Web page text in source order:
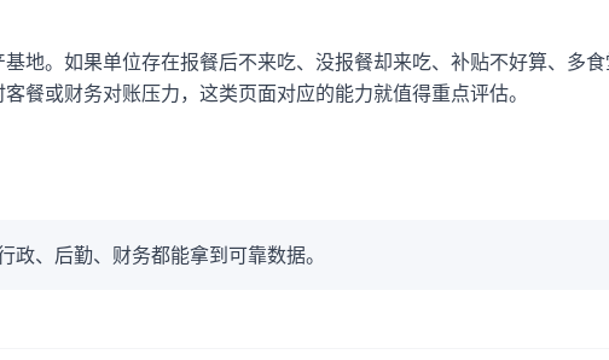
地。如果单位存在报餐后不来吃、没报餐却来吃、补贴不好算、多
餐或财务对账压力，这类页面对应的能力就值得重点评估。
、后勤、财务都能拿到可靠数据。